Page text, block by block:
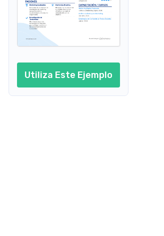
Utiliza Este Ejemplo